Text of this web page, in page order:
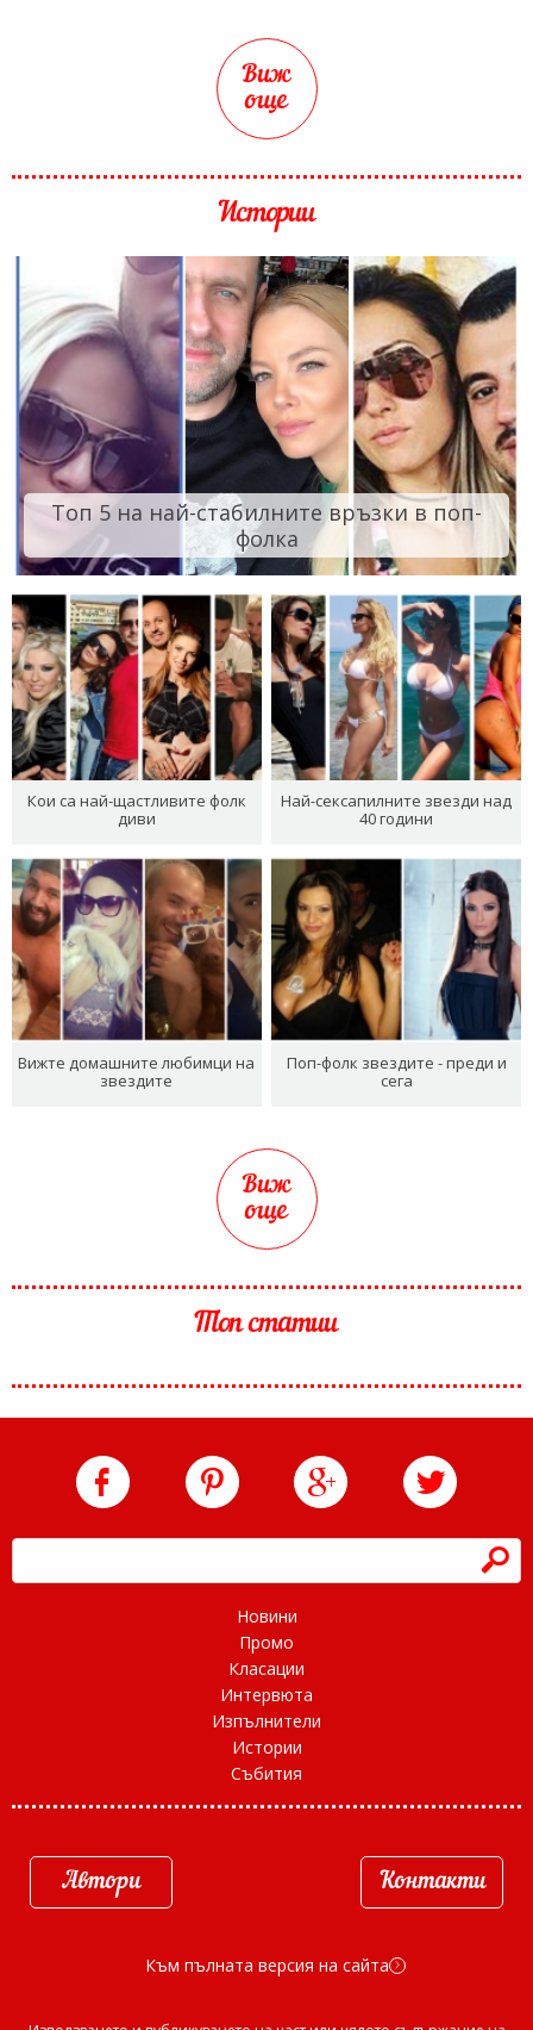
Виж
още
Истории
Топ 5 на най-стабилните връзки в поп-
фолка
Кои са най-щастливите фолк
диви
Най-сексапилните звезди над
40 години
Вижте домашните любимци на
звездите
Поп-фолк звездите - преди и
сега
Виж
още
Топ статии
h
Новини
Промо
Класации
Интервюта
Изпълнители
Истории
Събития
Автори Контакти
Към пълната версия на сайта d